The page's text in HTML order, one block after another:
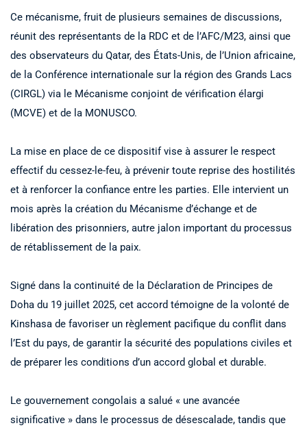
Ce mécanisme, fruit de plusieurs semaines de discussions,
réunit des représentants de la RDC et de l’AFC/M23, ainsi que
des observateurs du Qatar, des États-Unis, de l’Union africaine,
de la Conférence internationale sur la région des Grands Lacs
(CIRGL) via le Mécanisme conjoint de vérification élargi
(MCVE) et de la MONUSCO.
La mise en place de ce dispositif vise à assurer le respect
effectif du cessez-le-feu, à prévenir toute reprise des hostilités
et à renforcer la confiance entre les parties. Elle intervient un
mois après la création du Mécanisme d’échange et de
libération des prisonniers, autre jalon important du processus
de rétablissement de la paix.
Signé dans la continuité de la Déclaration de Principes de
Doha du 19 juillet 2025, cet accord témoigne de la volonté de
Kinshasa de favoriser un règlement pacifique du conflit dans
l’Est du pays, de garantir la sécurité des populations civiles et
de préparer les conditions d’un accord global et durable.
Le gouvernement congolais a salué « une avancée
significative » dans le processus de désescalade, tandis que